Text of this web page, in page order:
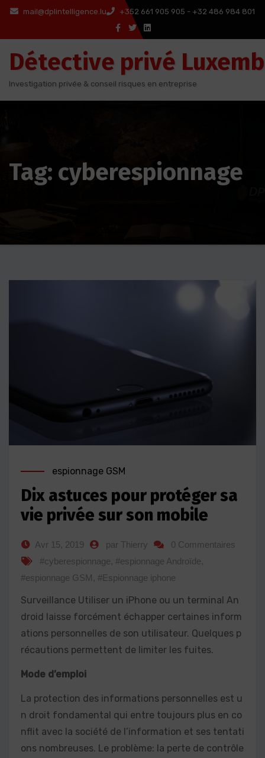
Aller
contenu
mail@dplintelligence.lu +352 661 905 905 - +32 486 984 801
Détective privé
Investigation privée & conseil risques en entreprise
Tag: cyberespionnage
espionnage GSM
Dix astuces pour protéger sa
vie privée sur son mobile
Avr 15, 2019 par Thierry
0 Commentaires
#cyberespionnage, #espionnage Androïde,
#espionnage GSM , #Espionnage iphone
Surveillance Utiliser un iPhone ou un terminal An
droid laisse forcément échapper certaines inform
ations personnelles de son utilisateur. Quelques p
récautions permettent de limiter les fuites.
Mode d’emploi
La protection des informations personnelles est u
n droit fondamental qui entre toujours plus en co
nflit avec la société de l’information et ses tentati
ons nombreuses. Le problème: la perte de contrôle